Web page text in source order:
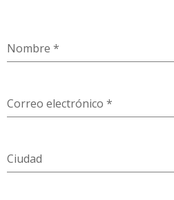
Nombre *
Correo electrónico *
Ciudad